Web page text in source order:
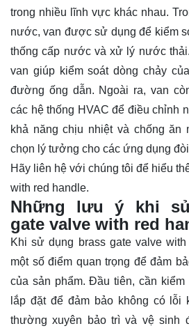
trong nhiều lĩnh vực khác nhau.
nước, van được sử dụng để kiểm
thống cấp nước và xử lý nước
van giúp kiểm soát dòng chảy
đường ống dẫn. Ngoài ra, van
các hệ thống HVAC để điều chỉnh
khả năng chịu nhiệt và chống ăn
chọn lý tưởng cho các ứng dụng
Hãy liên hệ với chúng tôi để hiểu
with red handle.
Những lưu ý khi
gate valve with red
Khi sử dụng brass gate valve
một số điểm quan trọng để đảm
của sản phẩm. Đầu tiên, cần
lắp đặt để đảm bảo không có lỗi
thường xuyên bảo trì và vệ sinh